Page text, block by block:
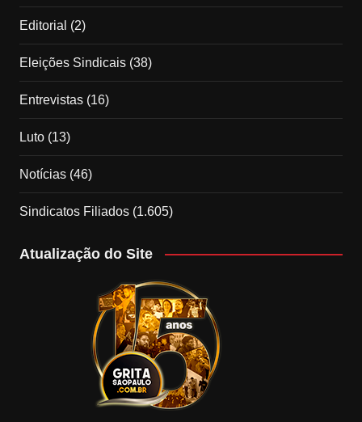
Editorial (2)
Eleições Sindicais(38)
Entrevistas(16)
Luto(13)
Notícias(46)
Sindicatos Filiados(1.605)
Atualização do Site